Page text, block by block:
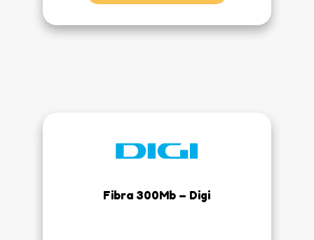
Fibra 300Mb – Digi